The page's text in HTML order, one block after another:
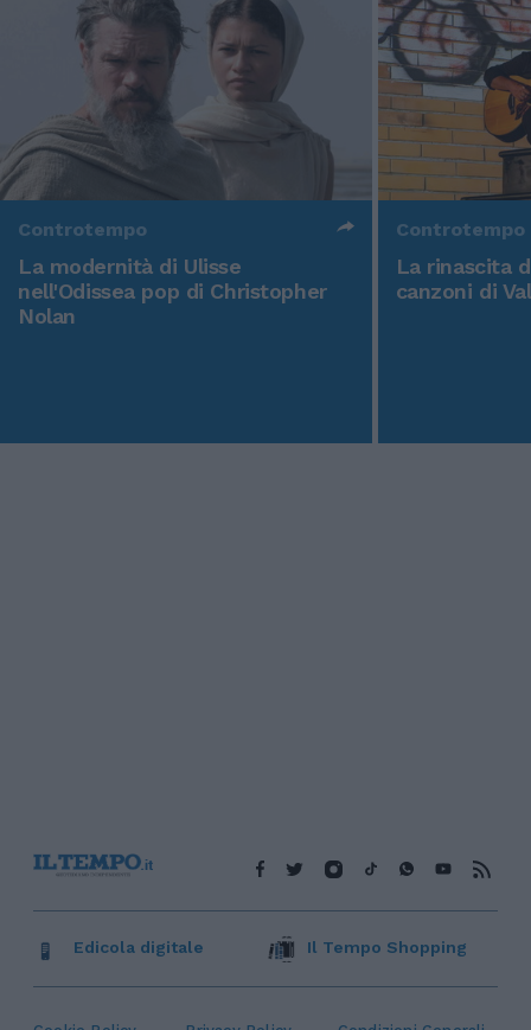
Controtempo
La modernità di Ulisse
nell'Odissea pop di Christopher
Nolan
Controtempo
La rinascita
canzoni di
Edicola digitale Il Tempo Shopping